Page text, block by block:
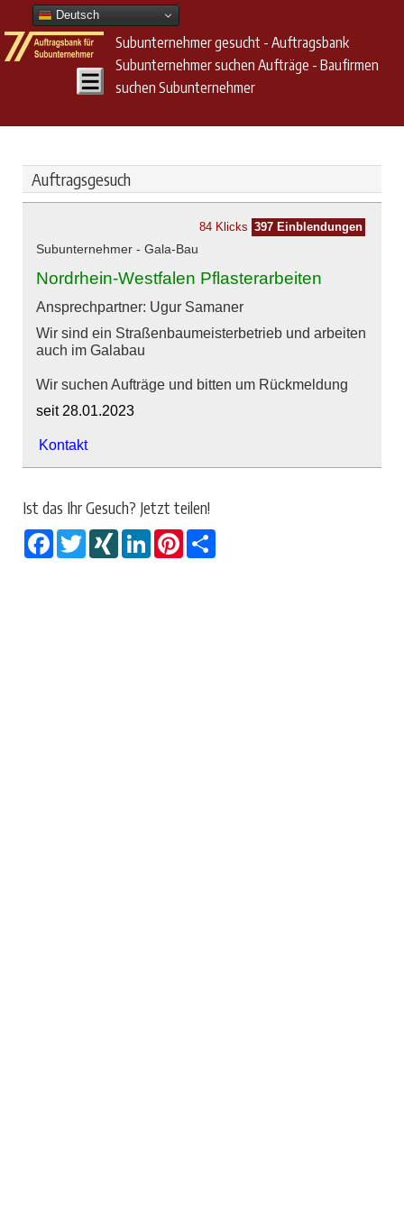
Deutsch
Subunternehmer gesucht - Auftragsbank
Subunternehmer suchen Aufträge - Baufirmen
suchen Subunternehmer
Auftragsgesuch
84 Klicks 397 Einblendungen
Subunternehmer - Gala-Bau
Nordrhein-Westfalen Pflasterarbeiten
Ansprechpartner: Ugur Samaner
Wir sind ein Straßenbaumeisterbetrieb und arbeiten
auch im Galabau
Wir suchen Aufträge und bitten um Rückmeldung
seit 28.01.2023
Kontakt
Ist das Ihr Gesuch? Jetzt teilen!
FacebookTwitterXING LinkedInPinterest